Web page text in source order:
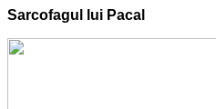
Sarcofagul lui Pacal